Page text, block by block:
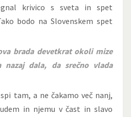
krivico s sveta in spet
bodo na Slovenskem spet
brada devetkrat okoli mize
nazaj dala, da srečno vlada
tam, a ne čakamo več nanj,
in njemu v čast in slavo